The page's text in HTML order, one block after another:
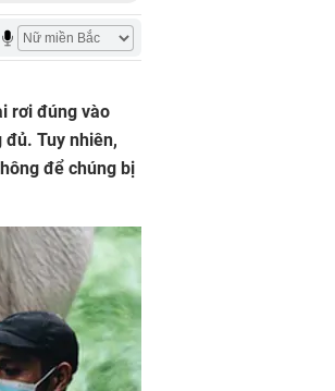
rơi đúng vào
Tuy nhiên,
để chúng bị